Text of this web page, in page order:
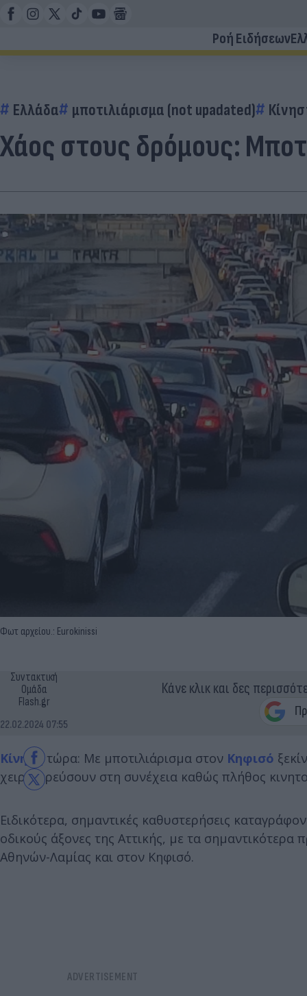
Ροή Ειδήσεων
Ελλάδα μποτιλιάρισμα (not upadated)
Χάος στους δρόμους:
Φωτ αρχείου.: Eurokinissi
Συντακτική
Ομάδα
Flash.gr
22.02.2024 07:55
Κάνε κλικ και δες
Κίνηση τώρα: Με μποτιλιάρισμα στον Κηφισό
χειροτερεύσουν στη συνέχεια καθώς πλήθος
Ειδικότερα, σημαντικές καθυστερήσεις
οδικούς άξονες της Αττικής, με τα
Αθηνών-Λαμίας και στον Κηφισό.